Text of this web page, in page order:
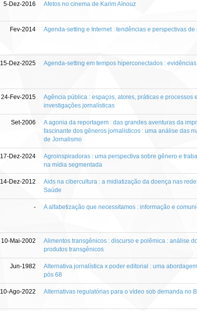
5-Dez-2016 Afetos no cinema de Karim Aïnouz
Fev-2014 Agenda-setting e Internet : tendências e perspectivas de
15-Dez-2025 Agenda-setting em tempos hiperconectados :
24-Fev-2015
Agência pública : espaços, atores, práticas e processos
investigações jornalísticas
Set-2006
A agonia da reportagem : das grandes aventuras da
fascinante dos gêneros jornalísticos : uma análise das
de Jornalismo
17-Dez-2024
Agroinspiradoras : uma perspectiva sobre gênero e
na mídia segmentada
14-Dez-2012
Aids na cibercultura : a midiatização da doença nas
Saúde
- A alfabetização que necessitamos : informação e
10-Mai-2002
Alimentos transgênicos : discurso e polêmica : análise
produtos transgênicos
Jun-1982
Alternativa jornalística x poder editorial : uma
pós 68
10-Ago-2022 Alternativas regulatórias para o vídeo sob demanda no